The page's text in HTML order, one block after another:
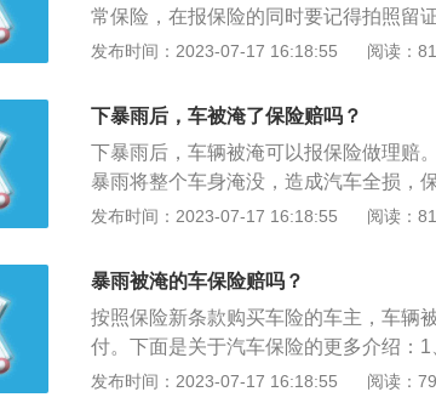
常保险，在报保险的同时要记得拍照留
就不能再次启动发动机，如果对发动机
处，这时候的发动机一般没有问题。4
洗，至于车内残留的水渍，拿布擦干即
分是否表现正常，一般要到正规的修理
发布时间：2023-07-17 16:18:55 阅读：
下暴雨后，车被淹了保险赔吗？
下暴雨后，车辆被淹可以报保险做理赔
暴雨将整个车身淹没，造成汽车全损，
被淹后，车主仍然强行发动车辆所造成
失，保险公司不会赔偿。2、涉水险：
种主要是指车主为发动机购买的附加险
或被水淹后致使发动机损坏可给予赔偿
机而造成了损害，那么保险公司将不予
发布时间：2023-07-17 16:18:55 阅读：
暴雨被淹的车保险赔吗？
按照保险新条款购买车险的车主，车辆
付。下面是关于汽车保险的更多介绍：
然灾害或意外事故所造成的人身伤亡或
发布时间：2023-07-17 16:18:55 阅读：